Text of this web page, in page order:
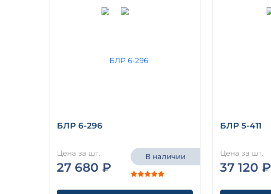
БЛР 6-296
Цена за шт.
27 680 ₽
В наличии
БЛР 5-411
Цена за шт.
37 120 ₽